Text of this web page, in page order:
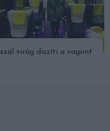
virág díszíti a vagont